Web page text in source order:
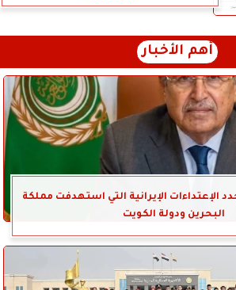
أهم الأخبار
الإعتداءات الإيرانية التي استهدفت مملكة
البحرين ودولة الكويت